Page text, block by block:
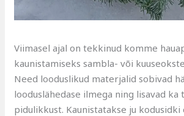
Viimasel ajal on tekkinud komme
kaunistamiseks sambla- või
Need looduslikud materjalid sobivad
looduslähedase ilmega ning lisavad ka
pidulikkust. Kaunistatakse ju kodusidki